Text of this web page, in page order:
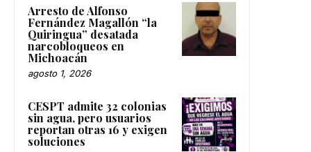
Arresto de Alfonso
Fernández Magallón “la
Quiringua” desatada
narcobloqueos en
Michoacán
agosto 1, 2026
CESPT admite 32 colonias
sin agua, pero usuarios
reportan otras 16 y exigen
soluciones